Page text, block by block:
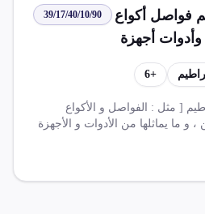
فواصل أكواع
أجهزة
39/17/40/10/90
+
6
[ مثل : الفواصل و الأكواع
والوصلات ] ، من اللدائـــــن ، و ما يماثلها من الأدوات و الأجهزة
من الاتفاقيات التي تمنح